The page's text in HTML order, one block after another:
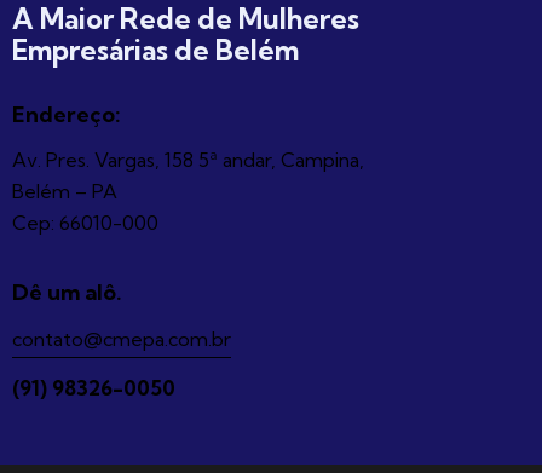
A Maior Rede de Mulheres
Empresárias de Belém
Endereço:
Av. Pres. Vargas, 158 5ª andar, Campina,
Belém – PA
Cep: 66010-000
Dê um alô.
contato@cmepa.com.br
(91) 98326-0050